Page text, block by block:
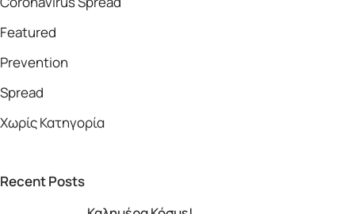
Featured
Prevention
Spread
Χωρίς Κατηγορία
Recent Posts